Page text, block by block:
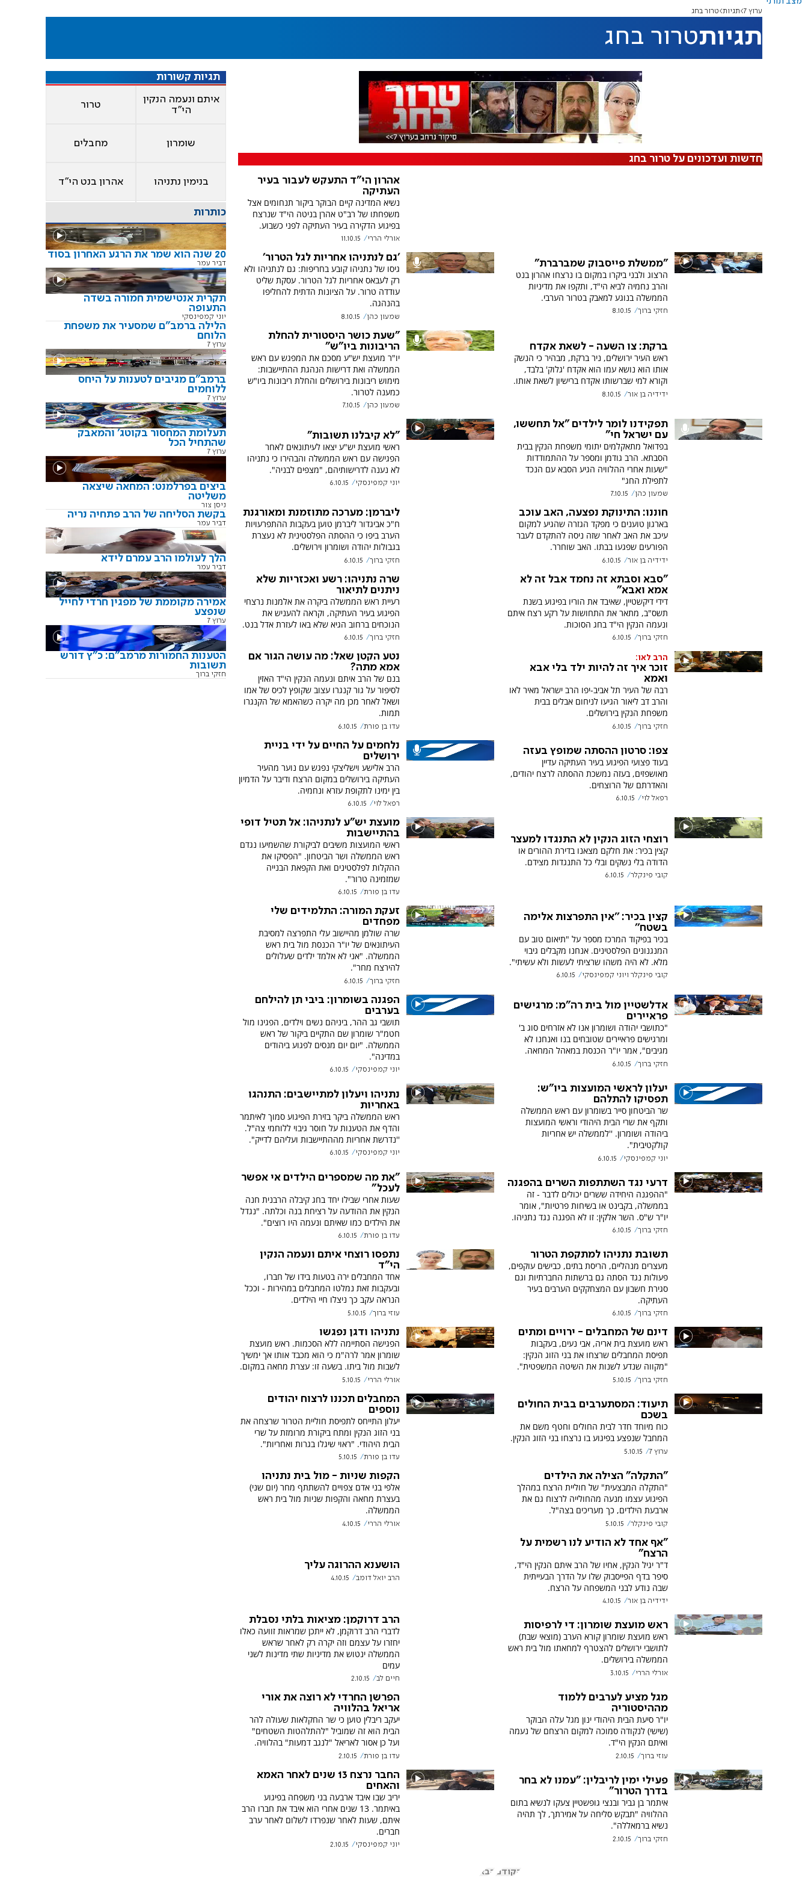
ערוץ 7 תגיות טרור בחג
תגיותטרור בחג
חדשות ועדכונים על טרור בחג
אהרון הי"ד התעקש לעבור בעיר
העתיקה
נשיא המדינה קיים הבוקר ביקור תנחומים אצל
משפחתו של רב"ט אהרן בניטה הי"ד שנרצח
בפיגוע הדקירה בעיר העתיקה לפני כשבוע.
אורלי הררי 11.10.15
"ממשלת פייסבוק שמברברת"
הרצוג ולבני ביקרו במקום בו נרצחו אהרון בנט
והרב נחמיה לביא הי"ד, ותקפו את מדיניות
הממשלה בנוגע למאבק בטרור הערבי.
חזקי ברוך 8.10.15
'גם לנתניהו אחריות לגל הטרור'
גיסו של נתניהו קובע בחריפות: גם לנתניהו ולא
רק לעבאס אחריות לגל הטרור. עסקת שליט
עודדה טרור. על הציונות הדתית להחליפו
בהנהגה.
שמעון כהן 8.10.15
ברקת: צו השעה - לשאת אקדח
ראש העיר ירושלים, ניר ברקת, מבהיר כי הנשק
אותו הוא נושא עמו הוא אקדח 'גלוק' בלבד,
וקורא למי שברשותו אקדח ברישיון לשאת אותו.
ידידיה בן אור 8.10.15
"שעת כושר היסטורית להחלת
הריבונות ביו"ש"
יו"ר מועצת יש"ע מסכם את המפגש עם ראש
הממשלה ואת דרישות הנהגת ההתיישבות:
מימוש ריבונות בירושלים והחלת ריבונות ביו"ש
כמענה לטרור.
שמעון כהן 7.10.15
תפקידנו לומר לילדים "אל תחששו,
עם ישראל חי"
בפדואל מתאקלמים יתומי משפחת הנקין בבית
הסבתא. הרב גודמן ומספר על ההתמודדות
"שעות אחרי ההלוויה הגיע הסבא עם הנכד
לתפילת החג"
שמעון כהן 7.10.15
"לא קיבלנו תשובות"
ראשי מועצת יש"ע יצאו לעיתונאים לאחר
הפגישה עם ראש הממשלה והבהירו כי נתניהו
לא נענה לדרישותיהם, "מצפים לבניה".
יוני קמפינסקי 6.10.15
חוננו: התינוקת נפצעה, האב עוכב
בארגון טוענים כי מפקד הגזרה שהגיע למקום
עיכב את האב לאחר שזה ניסה להתקדם לעבר
הפורעים שפגעו בבתו. האב שוחרר.
ידידיה בן אור 6.10.15
ליברמן: מערכה מתוזמנת ומאורגנת
ח"כ אביגדור ליברמן טוען בעקבות ההתפרעויות
הערב ביפו כי ההסתה הפלסטינית לא נעצרת
בגבולות יהודה ושומרון וירושלים.
חזקי ברוך 6.10.15
"סבא וסבתא זה נחמד אבל זה לא
אמא ואבא"
דידי דיקשטיין, שאיבד את הוריו בפיגוע בשנת
תשס"ב, מתאר את התחושות על רקע רצח איתם
ונעמה הנקין הי"ד בחג הסוכות.
חזקי ברוך 6.10.15
שרה נתניהו: רשע ואכזריות שלא
ניתנים לתיאור
רעיית ראש הממשלה ביקרה את אלמנות נרצחי
הפיגוע בעיר העתיקה, וקראה להעניש את
הנוכחים ברחוב הגיא שלא באו לעזרת אדל בנט.
חזקי ברוך 6.10.15
הרב לאו:
זוכר איך זה להיות ילד בלי אבא
ואמא
רבה של העיר תל אביב-יפו הרב ישראל מאיר לאו
והרב דב ליאור הגיעו לניחום אבלים בבית
משפחת הנקין בירושלים.
חזקי ברוך 6.10.15
נטע הקטן שאל: מה עושה הגור אם
אמא מתה?
בנם של הרב איתם ונעמה הנקין הי"ד האזין
לסיפור על גור קנגרו עצוב שקופץ לכיס של אמו
ושאל לאחר מכן מה יקרה כשהאמא של הקנגרו
תמות.
עדו בן פורת 6.10.15
צפו: סרטון ההסתה שמופץ בעזה
בעוד פצועי הפיגוע בעיר העתיקה עדיין
מאושפזים, בעזה נמשכת ההסתה לרצח יהודים,
והאדרתם של הרוצחים.
רפאל לוי 6.10.15
נלחמים על החיים על ידי בניית
ירושלים
הרב אלישע וישליצקי נפגש עם נוער מהעיר
העתיקה בירושלים במקום הרצח ודיבר על הדמיון
בין ימינו לתקופת עזרא ונחמיה.
רפאל לוי 6.10.15
רוצחי הזוג הנקין לא התנגדו למעצר
קצין בכיר: את חלקם מצאנו בדירת ההורים או
הדודה בלי נשקים ובלי כל התנגדות מצידם.
קובי פינקלר 6.10.15
מועצת יש"ע לנתניהו: אל תטיל דופי
בהתיישבות
ראשי המועצות משיבים לביקורת שהשמיעו נגדם
ראש הממשלה ושר הביטחון. "הפסיקו את
ההקלות לפלסטינים ואת הקפאת הבנייה
שמזמינה טרור".
עדו בן פורת 6.10.15
קצין בכיר: ''אין התפרצות אלימה
בשטח''
בכיר בפיקוד המרכז מספר על "תיאום טוב עם
המנגנונים הפלסטינים. אנחנו מקבלים גיבוי
מלא. לא היה משהו שרציתי לעשות ולא עשיתי".
קובי פינקלר ויוני קמפינסקי 6.10.15
זעקת המורה: התלמידים שלי
מפחדים
שרה שולמן מהיישוב עלי התפרצה למסיבת
העיתונאים של יו"ר הכנסת מול בית ראש
הממשלה. "אני לא אלמד ילדים שעלולים
להירצח מחר".
חזקי ברוך 6.10.15
אדלשטיין מול בית רה"מ: מרגישים
פראיירים
"כתושבי יהודה ושומרון אנו לא אזרחים סוג ב'
ומרגישים פראיירים שטובחים בנו ואנחנו לא
מגיבים", אמר יו"ר הכנסת במאהל המחאה.
חזקי ברוך 6.10.15
הפגנה בשומרון: ביבי תן להילחם
בערבים
תושבי גב ההר, ביניהם נשים וילדים, הפגינו מול
חטמ"ר שומרון שם התקיים ביקור של ראש
הממשלה. "יום יום מנסים לפגוע ביהודים
במדינה".
יוני קמפינסקי 6.10.15
יעלון לראשי המועצות ביו"ש:
תפסיקו להתלהם
שר הביטחון סייר בשומרון עם ראש הממשלה
ותקף את שרי הבית היהודי וראשי המועצות
ביהודה ושומרון. ''לממשלה יש אחריות
קולקטיבית".
יוני קמפינסקי 6.10.15
נתניהו ויעלון למתיישבים: התנהגו
באחריות
ראש הממשלה ביקר בזירת הפיגוע סמוך לאיתמר
והדף את הטענות על חוסר גיבוי ללוחמי צה"ל.
''נדרשת אחריות מההתיישבות ועליהם לדייק".
יוני קמפינסקי 6.10.15
דרעי נגד השתתפות השרים בהפגנה
"ההפגנה היחידה ששרים יכולים לדבר - זה
בממשלה, בקבינט או בשיחות פרטיות", אומר
יו"ר ש"ס. השר אלקין: זו לא הפגנה נגד נתניהו.
חזקי ברוך 6.10.15
"את מה שמספרים הילדים אי אפשר
לעכל"
שעות אחרי שבילו יחד בחג קיבלה הרבנית חנה
הנקין את ההודעה על רציחת בנה וכלתה. "נגדל
את הילדים כמו שאיתם ונעמה היו רוצים".
עדו בן פורת 6.10.15
תשובת נתניהו למתקפת הטרור
מעצרים מנהליים, הריסת בתים, כבישים עוקפים,
פעולות נגד הסתה גם ברשתות החברתיות וגם
סגירת חשבון עם המצחקקים הערבים בעיר
העתיקה.
חזקי ברוך 6.10.15
נתפסו רוצחי איתם ונעמה הנקין
הי"ד
אחד המחבלים ירה בטעות בידו של חברו,
ובעקבות זאת נמלטו המחבלים במהירות - וככל
הנראה עקב כך ניצלו חיי הילדים.
עוזי ברוך 5.10.15
דינם של המחבלים - ירויים ומתים
ראש מועצת בית אריה, אבי נעים, בעקבות
תפיסת המחבלים שרצחו את בני הזוג הנקין:
"מקווה שנדע לשנות את השיטה המשפטית".
חזקי ברוך 5.10.15
נתניהו ודגן נפגשו
הפגישה הסתיימה ללא הסכמות. ראש מועצת
שומרון אמר לרה"מ כי הוא מכבד אותו אך ימשיך
לשבות מול ביתו. בשעה זו: עצרת מחאה במקום.
אורלי הררי 5.10.15
תיעוד: המסתערבים בבית החולים
בשכם
כוח מיוחד חדר לבית החולים וחטף משם את
המחבל שנפצע בפיגוע בו נרצחו בני הזוג הנקין.
ערוץ 7 5.10.15
המחבלים תכננו לרצוח יהודים
נוספים
יעלון התייחס לתפיסת חוליית הטרור שרצחה את
בני הזוג הנקין ומתח ביקורת מרומזת על שרי
הבית היהודי. "ראוי שיגלו בגרות ואחריות".
עדו בן פורת 5.10.15
"התקלה" הצילה את הילדים
"התקלה המבצעית" של חוליית הרצח במהלך
הפיגוע עצמו מנעה מהחולייה לרצוח גם את
ארבעת הילדים, כך מעריכים בצה"ל.
קובי פינקלר 5.10.15
הקפות שניות - מול בית נתניהו
אלפי בני אדם צפויים להשתתף מחר (יום שני)
בעצרת מחאה והקפות שניות מול בית ראש
הממשלה.
אורלי הררי 4.10.15
"אף אחד לא הודיע לנו רשמית על
הרצח"
ד"ר יגיל הנקין, אחיו של הרב איתם הנקין הי"ד,
סיפר בדף הפייסבוק שלו על הדרך הבעייתית
שבה נודע לבני המשפחה על הרצח.
ידידיה בן אור 4.10.15
הושענא ההרוגה עליך
הרב יואל דומב 4.10.15
ראש מועצת שומרון: די לרפיסות
ראש מועצת שומרון קורא הערב (מוצאי שבת)
לתושבי ירושלים להצטרף למחאתו מול בית ראש
הממשלה בירושלים.
אורלי הררי 3.10.15
הרב דרוקמן: מציאות בלתי נסבלת
לדברי הרב דרוקמן, לא ייתכן שמראות זוועה כאלו
יחזרו על עצמם וזה יקרה רק לאחר שראש
הממשלה ינטוש את מדיניות שתי מדינות לשני
עמים
חיים לב 2.10.15
מגל מציע לערבים ללמוד
מההיסטוריה
יו"ר סיעת הבית היהודי ינון מגל עלה הבוקר
(שישי) לנקודה סמוכה למקום הרצחם של נעמה
ואיתם הנקין הי"ד.
עוזי ברוך 2.10.15
הפרשן החרדי לא רוצה את אורי
אריאל בהלוויה
יעקב ריבלין טוען כי שר החקלאות שעולה להר
הבית הוא זה שמוביל "להתלהטות השטחים"
ועל כן אסור לאריאל "לנגב דמעות" בהלוויה.
עדו בן פורת 2.10.15
פעילי ימין לריבלין: "עמנו לא בחר
בדרך הטרור"
איתמר בן גביר ובנצי גופשטיין צעקו לנשיא בתום
ההלוויה "תבקש סליחה על אמירתך, לך תהיה
נשיא ברמאללה".
חזקי ברוך 2.10.15
החבר נרצח 13 שנים לאחר האמא
והאחים
יריב שבו איבד ארבעה בני משפחה בפיגוע
באיתמר. 13 שנים אחרי הוא איבד את חברו הרב
איתם, שעות לאחר שנפרדו לשלום לאחר ערב
חברים.
יוני קמפינסקי 2.10.15
הקודם הבא
תגיות קשורות
איתם ונעמה הנקין
הי"ד
טרור
שומרון מחבלים
בנימין נתניהו אהרון בנט הי"ד
כותרות
20 שנה הוא שמר את הרגע האחרון בסוד
דביר עמר
תקרית אנטישמית חמורה בשדה
התעופה
יוני קמפינסקי
הלילה ברמב"ם שמסעיר את משפחת
הלוחם
ערוץ 7
ברמב"ם מגיבים לטענות על היחס
ללוחמים
ערוץ 7
תעלומת המחסור בקוטג' והמאבק
שהתחיל הכל
ערוץ 7
ביצים בפרלמנט: המחאה שיצאה
משליטה
ניסן צור
בקשת הסליחה של הרב פתחיה נריה
דביר עמר
הלך לעולמו הרב עמרם לידא
דביר עמר
אמירה מקוממת של מפגין חרדי לחייל
שנפצע
ערוץ 7
הטענות החמורות מרמב"ם: כ"ץ דורש
תשובות
חזקי ברוך